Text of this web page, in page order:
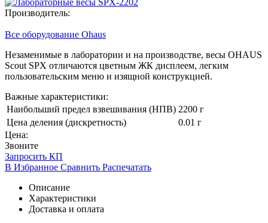
Производитель:
Все оборудование Ohaus
Незаменимые в лаборатории и на производстве, весы OHAUS
Scout SPX отличаются цветным ЖК дисплеем, легким
пользовательским меню и изящной конструкцией.
Важные характеристики:
Наибольший предел взвешивания (НПВ) 2200 г
Цена деления (дискретность)
0.01 г
Цена:
Звоните
Запросить КП
В Избранное Сравнить Распечатать
Описание
Характеристики
Доставка и оплата